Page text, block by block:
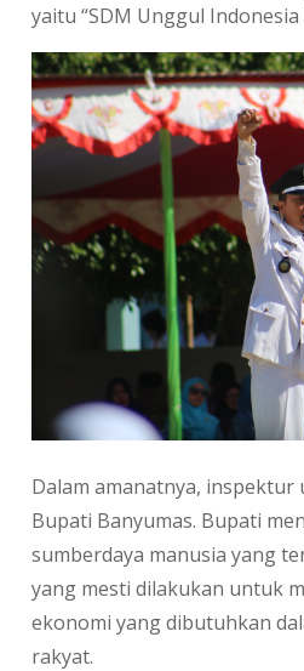
yaitu “SDM Unggul Indonesia
Dalam amanatnya, inspektur
Bupati Banyumas. Bupati
sumberdaya manusia yang
yang mesti dilakukan untuk
ekonomi yang dibutuhkan
rakyat.